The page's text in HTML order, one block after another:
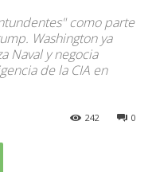
como parte
Washington ya
Naval y negocia
de la CIA en
0
242